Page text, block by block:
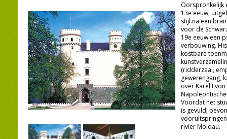
Oorspronkelijk
13e eeuw,
stijl.na een
voor de
19e eeuw een
verbouwing.
kostbare
(ridderzaal,
gewerengang,
over Karel I
Voordat het
is gevuld,
rivier Moldau.